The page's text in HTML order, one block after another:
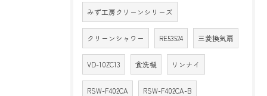
みず工房クリーンシリーズ
クリーンシャワー RE53524 三菱換気扇
VD-10ZC13 食洗機 リンナイ
RSW-F402CA RSW-F402CA-B